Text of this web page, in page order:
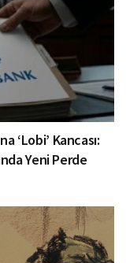
‘Lobi’ Kancası:
Yeni Perde